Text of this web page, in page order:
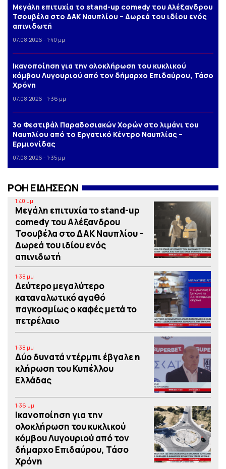
Μεγάλη επιτυχία το stand-up comedy του Αλέξανδρου
Τσουβέλα στο ΔΑΚ Ναυπλίου – Δωρεά του ιδίου ενός
απινιδωτή
07.08.2026 - 1:40 μμ
Iκανοποίηση για την ολοκλήρωση του κυκλικού
κόμβου Λυγουριού από τον δήμαρχο Επιδαύρου, Τάσο
Χρόνη
07.08.2026 - 1:36 μμ
3o Φεστιβάλ Παραδοσιακών Χορών στο λιμάνι του
Ναυπλίου από το Εργατικό Κέντρο Ναυπλίας –
Ερμιονίδας
07.08.2026 - 1:35 μμ
ΡΟΗ ΕΙΔΗΣΕΩΝ
1:40 μμ
Μεγάλη επιτυχία το stand-up
comedy του Αλέξανδρου
Τσουβέλα στο ΔΑΚ Ναυπλίου –
Δωρεά του ιδίου ενός
απινιδωτή
1:38 μμ
Δεύτερο μεγαλύτερο
καταναλωτικό αγαθό
παγκοσμίως ο καφές μετά το
πετρέλαιο
1:38 μμ
Δύο δυνατά ντέρμπι έβγαλε η
κλήρωση του Κυπέλλου
Ελλάδας
1:36 μμ
Iκανοποίηση για την
ολοκλήρωση του κυκλικού
κόμβου Λυγουριού από τον
δήμαρχο Επιδαύρου, Τάσο
Χρόνη